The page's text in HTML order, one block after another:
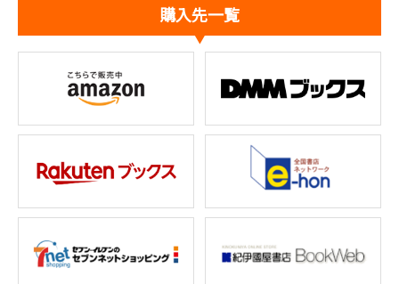
購入先一覧